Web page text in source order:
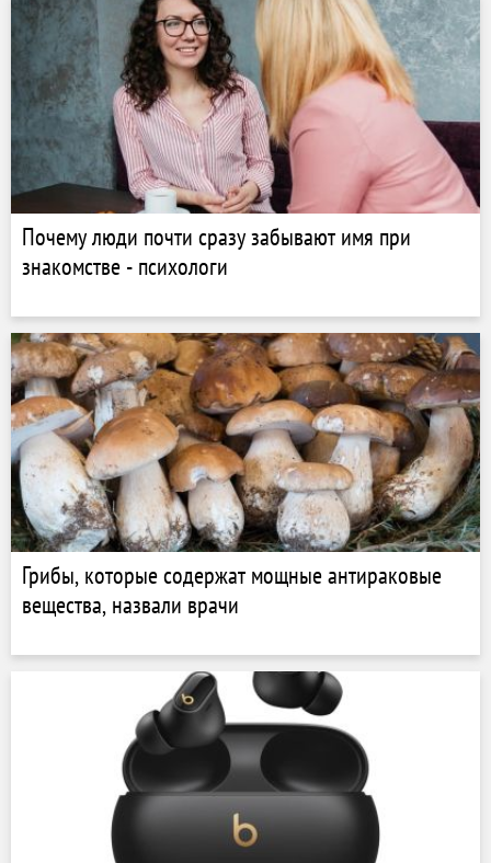
Почему люди почти сразу забывают имя при
знакомстве - психологи
Грибы, которые содержат мощные антираковые
вещества, назвали врачи